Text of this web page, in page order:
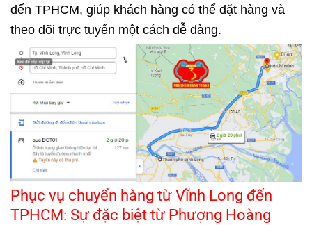
đến TPHCM, giúp khách hàng có thể đặt hàng và
theo dõi trực tuyến một cách dễ dàng.
Phục vụ chuyển hàng từ Vĩnh Long đến
TPHCM: Sự đặc biệt từ Phượng Hoàng